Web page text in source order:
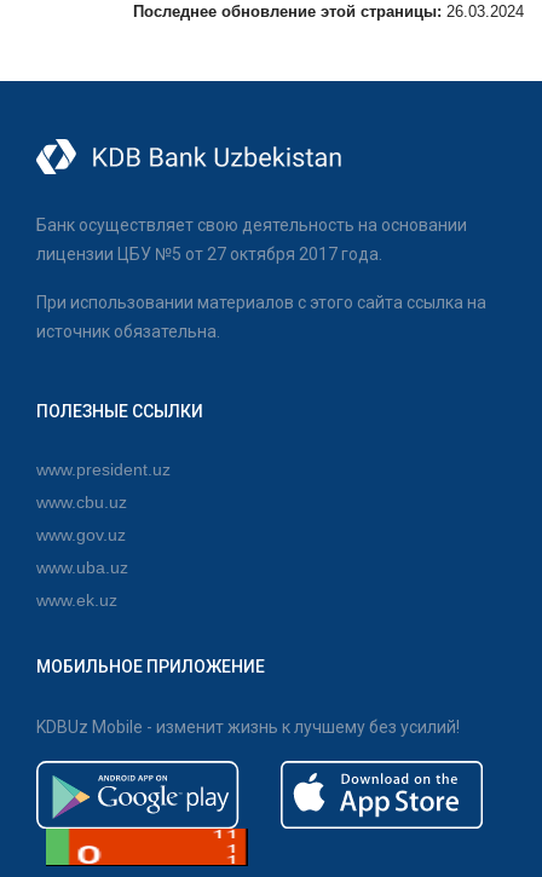
Последнее обновление этой страницы: 26.03.2024
Банк осуществляет свою деятельность на основании
лицензии ЦБУ №5 от 27 октября 2017 года.
При использовании материалов с этого сайта ссылка на
источник обязательна.
ПОЛЕЗНЫЕ ССЫЛКИ
www.president.uz
www.cbu.uz
www.gov.uz
www.uba.uz
www.ek.uz
МОБИЛЬНОЕ ПРИЛОЖЕНИЕ
KDBUz Mobile - изменит жизнь к лучшему без усилий!